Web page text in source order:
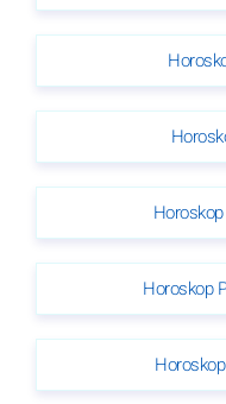
Horoskop